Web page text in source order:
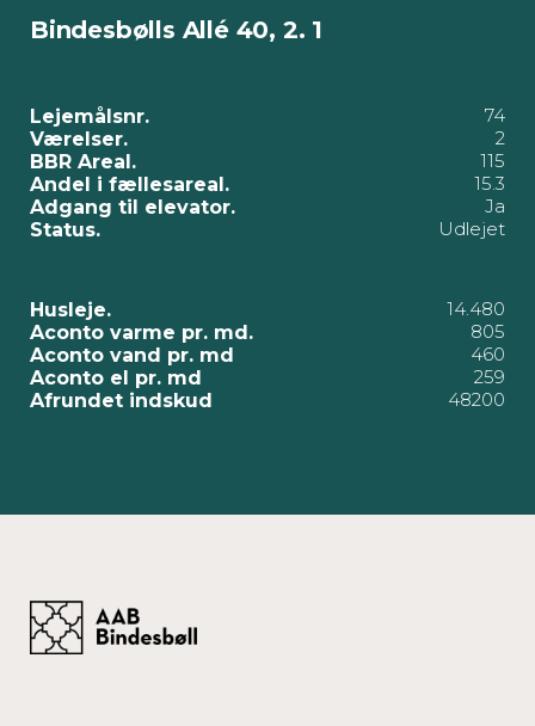
Bindesbølls Allé 40, 2. 1
Lejemålsnr.
74
Værelser.
2
BBR Areal.
115
Andel i fællesareal.
15.3
Adgang til elevator.
Ja
Status.
Udlejet
Husleje.
14.480
Aconto varme pr. md.
805
Aconto vand pr. md
460
Aconto el pr. md
259
Afrundet indskud
48200